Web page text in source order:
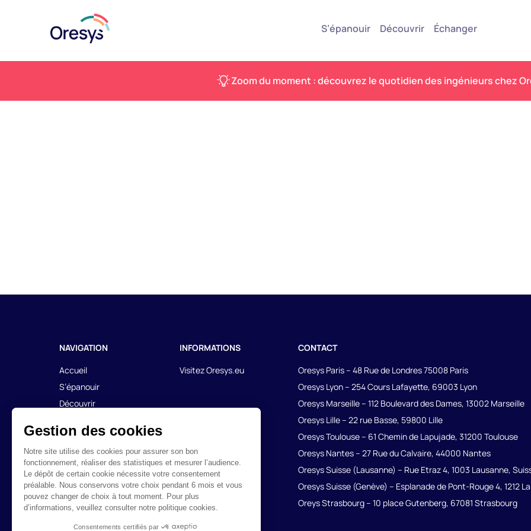
S’épanouir Découvrir Échanger
Zoom du moment : découvrez le quotidien des ingénieurs chez
NAVIGATION
Accueil
S’épanouir
Découvrir
Nos offres
Déposez votre candidature
INFORMATIONS
Visitez Oresys.eu
CONTACT
Oresys Paris – 48 Rue de Londres 75008 Paris
Oresys Lyon – 254 Cours Lafayette, 69003 Lyon
Oresys Marseille – 112 Boulevard des Dames, 13002 Marseille
Oresys Lille – 22 rue Basse, 59800 Lille
Oresys Toulouse – 61 Chemin de Lapujade, 31200 Toulouse
Oresys Nantes – 27 Rue du Calvaire, 44000 Nantes
Oresys Suisse (Lausanne) – Rue Etraz 4, 1003 Lausanne,
Oresys Suisse (Genève) – Esplanade de Pont-Rouge 4, 1212
Oreys Strasbourg – 10 place Gutenberg, 67081 Strasbourg